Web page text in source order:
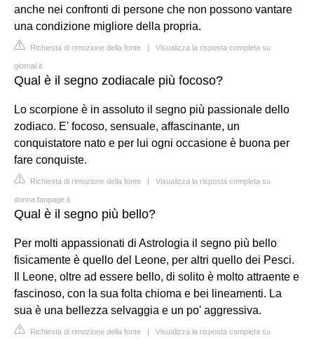
anche nei confronti di persone che non possono vantare
una condizione migliore della propria.
Richiesta di rimozione della fonte | Visualizza la risposta completa su
giornal.it
Qual è il segno zodiacale più focoso?
Lo scorpione è in assoluto il segno più passionale dello
zodiaco. E' focoso, sensuale, affascinante, un
conquistatore nato e per lui ogni occasione è buona per
fare conquiste.
Richiesta di rimozione della fonte | Visualizza la risposta completa su
donna.fanpage.it
Qual è il segno più bello?
Per molti appassionati di Astrologia il segno più bello
fisicamente è quello del Leone, per altri quello dei Pesci.
Il Leone, oltre ad essere bello, di solito è molto attraente e
fascinoso, con la sua folta chioma e bei lineamenti. La
sua è una bellezza selvaggia e un po' aggressiva.
Richiesta di rimozione della fonte | Visualizza la risposta completa su